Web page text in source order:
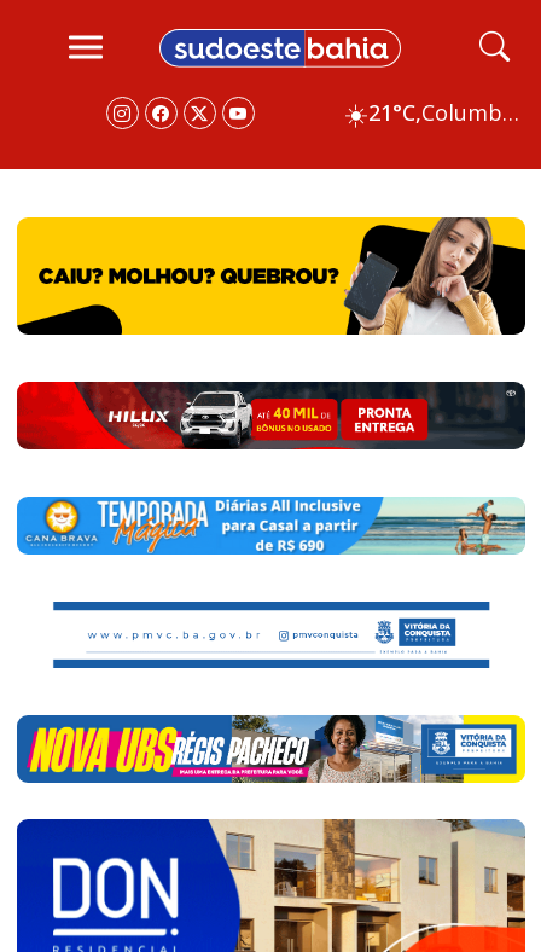
☀️21°C, Columbus